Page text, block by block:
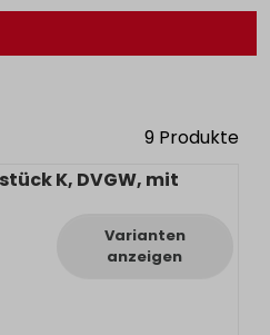
9 Produkte
K, DVGW, mit
Varianten
anzeigen